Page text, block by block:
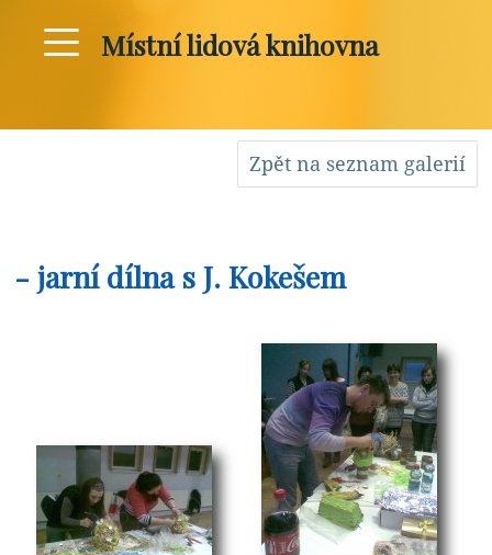
Místní lidová knihovna
Zpět na seznam galerií
- jarní dílna s J. Kokešem